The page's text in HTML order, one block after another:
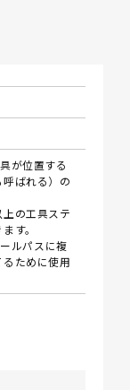
が位置する
ばれる）の
の工具ステ
す。
ルパスに複
ために使用